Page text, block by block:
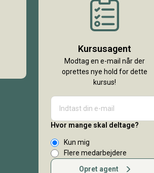
Kursusagent
Modtag en e-mail når der
oprettes nye hold for dette
kursus!
Hvor mange skal deltage?
Kun mig
Flere medarbejdere
Opret agent